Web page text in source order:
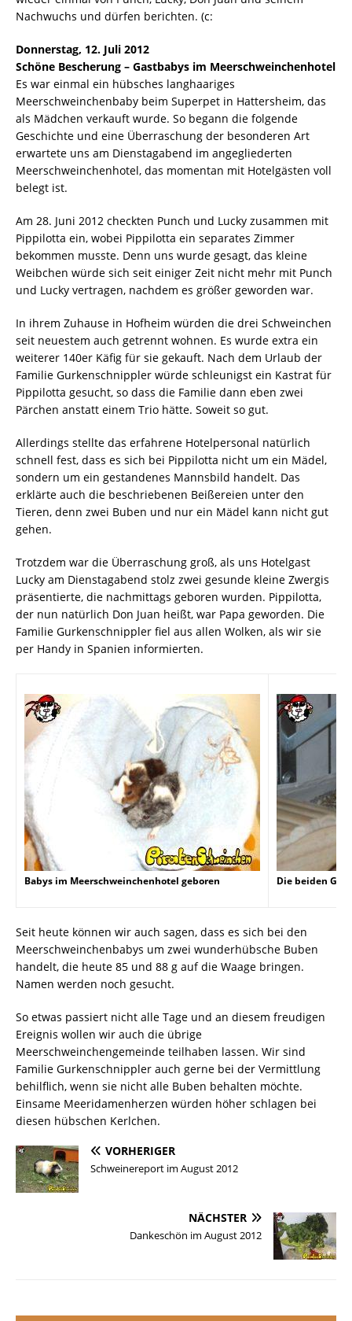
Nachwuchs und dürfen berichten. (c:
Donnerstag, 12. Juli 2012
Schöne Bescherung – Gastbabys im Meerschweinchenhotel
Es war einmal ein hübsches langhaariges
Meerschweinchenbaby beim Superpet in Hattersheim, das
als Mädchen verkauft wurde. So begann die folgende
Geschichte und eine Überraschung der besonderen Art
erwartete uns am Dienstagabend im angegliederten
Meerschweinchenhotel, das momentan mit Hotelgästen voll
belegt ist.
Am 28. Juni 2012 checkten Punch und Lucky zusammen mit
Pippilotta ein, wobei Pippilotta ein separates Zimmer
bekommen musste. Denn uns wurde gesagt, das kleine
Weibchen würde sich seit einiger Zeit nicht mehr mit Punch
und Lucky vertragen, nachdem es größer geworden war.
In ihrem Zuhause in Hofheim würden die drei Schweinchen
seit neuestem auch getrennt wohnen. Es wurde extra ein
weiterer 140er Käfig für sie gekauft. Nach dem Urlaub der
Familie Gurkenschnippler würde schleunigst ein Kastrat für
Pippilotta gesucht, so dass die Familie dann eben zwei
Pärchen anstatt einem Trio hätte. Soweit so gut.
Allerdings stellte das erfahrene Hotelpersonal natürlich
schnell fest, dass es sich bei Pippilotta nicht um ein Mädel,
sondern um ein gestandenes Mannsbild handelt. Das
erklärte auch die beschriebenen Beißereien unter den
Tieren, denn zwei Buben und nur ein Mädel kann nicht gut
gehen.
Trotzdem war die Überraschung groß, als uns Hotelgast
Lucky am Dienstagabend stolz zwei gesunde kleine Zwergis
präsentierte, die nachmittags geboren wurden. Pippilotta,
der nun natürlich Don Juan heißt, war Papa geworden. Die
Familie Gurkenschnippler fiel aus allen Wolken, als wir sie
per Handy in Spanien informierten.
Babys im Meerschweinchenhotel geboren Die beiden
Seit heute können wir auch sagen, dass es sich bei den
Meerschweinchenbabys um zwei wunderhübsche Buben
handelt, die heute 85 und 88 g auf die Waage bringen.
Namen werden noch gesucht.
So etwas passiert nicht alle Tage und an diesem freudigen
Ereignis wollen wir auch die übrige
Meerschweinchengemeinde teilhaben lassen. Wir sind
Familie Gurkenschnippler auch gerne bei der Vermittlung
behilflich, wenn sie nicht alle Buben behalten möchte.
Einsame Meeridamenherzen würden höher schlagen bei
diesen hübschen Kerlchen.
VORHERIGER
Schweinereport im August 2012
NÄCHSTER
Dankeschön im August 2012